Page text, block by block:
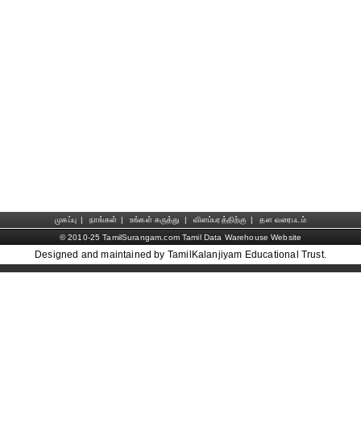
முகப்பு | நாங்கள் | உங்கள் கருத்து | விளம்பரத்திற்கு |
தள வரைபடம்
© 2010-25 TamilSurangam.com Tamil Data Warehouse Website
Designed and maintained by TamilKalanjiyam Educational Trust.